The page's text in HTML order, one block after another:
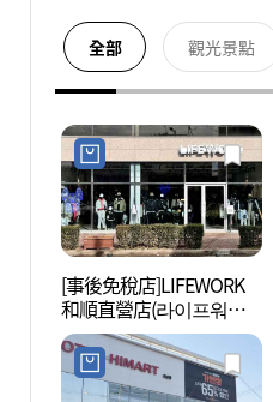
全部 觀光景點
[事後免稅店]LIFEWORK
和順直營店(라이프워크
화순직영점)